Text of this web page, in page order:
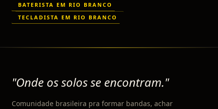
BATERISTA EM RIO BRANCO
TECLADISTA EM RIO BRANCO
"Onde os solos se encontram."
Comunidade brasileira pra formar bandas, achar